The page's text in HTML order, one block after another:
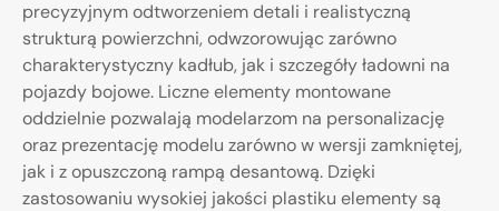
precyzyjnym odtworzeniem detali i realistyczną
strukturą powierzchni, odwzorowując zarówno
charakterystyczny kadłub, jak i szczegóły ładowni na
pojazdy bojowe. Liczne elementy montowane
oddzielnie pozwalają modelarzom na personalizację
oraz prezentację modelu zarówno w wersji zamkniętej,
jak i z opuszczoną rampą desantową. Dzięki
zastosowaniu wysokiej jakości plastiku elementy są